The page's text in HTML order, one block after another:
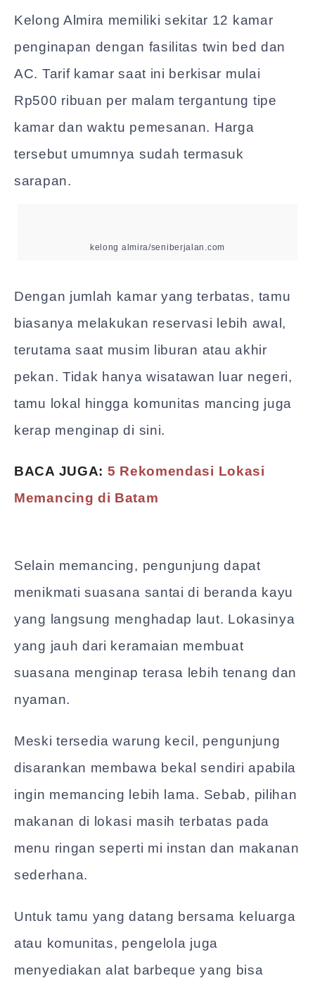
Kelong Almira memiliki sekitar 12 kamar
penginapan dengan fasilitas twin bed dan
AC. Tarif kamar saat ini berkisar mulai
Rp500 ribuan per malam tergantung tipe
kamar dan waktu pemesanan. Harga
tersebut umumnya sudah termasuk
sarapan.
kelong almira/seniberjalan.com
Dengan jumlah kamar yang terbatas, tamu
biasanya melakukan reservasi lebih awal,
terutama saat musim liburan atau akhir
pekan. Tidak hanya wisatawan luar negeri,
tamu lokal hingga komunitas mancing juga
kerap menginap di sini.
BACA JUGA: 5 Rekomendasi Lokasi
Memancing di Batam
Selain memancing, pengunjung dapat
menikmati suasana santai di beranda kayu
yang langsung menghadap laut. Lokasinya
yang jauh dari keramaian membuat
suasana menginap terasa lebih tenang dan
nyaman.
Meski tersedia warung kecil, pengunjung
disarankan membawa bekal sendiri apabila
ingin memancing lebih lama. Sebab, pilihan
makanan di lokasi masih terbatas pada
menu ringan seperti mi instan dan makanan
sederhana.
Untuk tamu yang datang bersama keluarga
atau komunitas, pengelola juga
menyediakan alat barbeque yang bisa